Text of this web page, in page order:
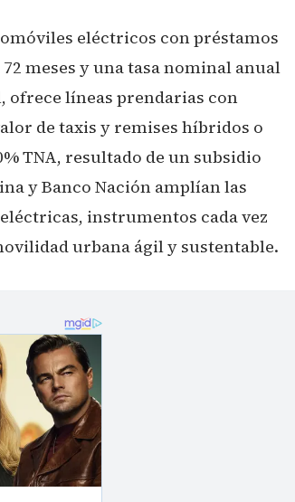
eléctricos con préstamos
meses y una tasa nominal anual
ofrece líneas prendarias con
de taxis y remises híbridos o
TNA, resultado de un subsidio
y Banco Nación amplían las
instrumentos cada vez
urbana ágil y sustentable.